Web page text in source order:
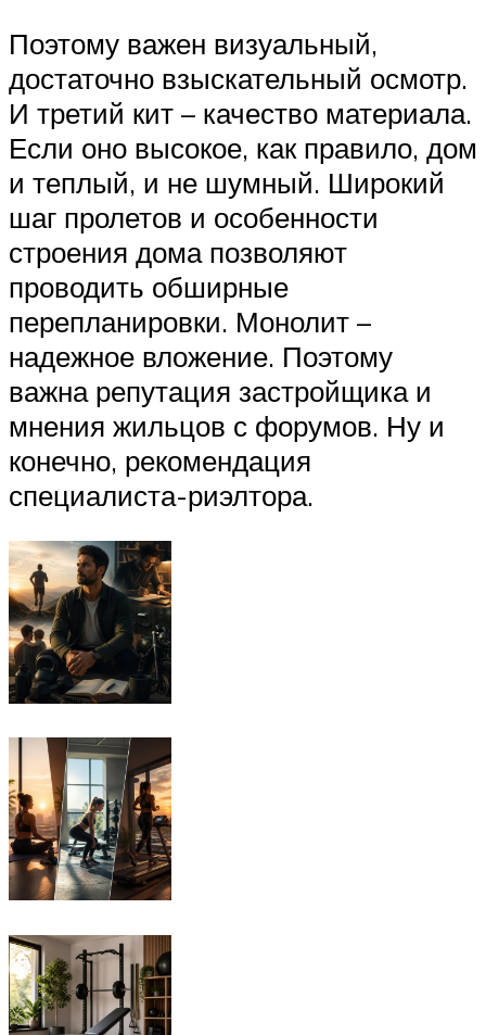
Поэтому важен визуальный,
достаточно взыскательный осмотр.
И третий кит – качество материала.
Если оно высокое, как правило, дом
и теплый, и не шумный. Широкий
шаг пролетов и особенности
строения дома позволяют
проводить обширные
перепланировки. Монолит –
надежное вложение. Поэтому
важна репутация застройщика и
мнения жильцов с форумов. Ну и
конечно, рекомендация
специалиста-риэлтора.